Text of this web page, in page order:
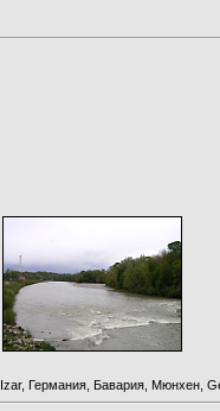
Германия, Бавария, Мюнхен,